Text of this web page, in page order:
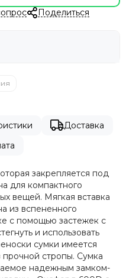
Поделиться
Доставка
закрепляется под
для компактного
вещей. Мягкая вставка
из вспененного
с помощью застежек с
и использовать
сумки имеется
стропы. Сумка
надежным замком-